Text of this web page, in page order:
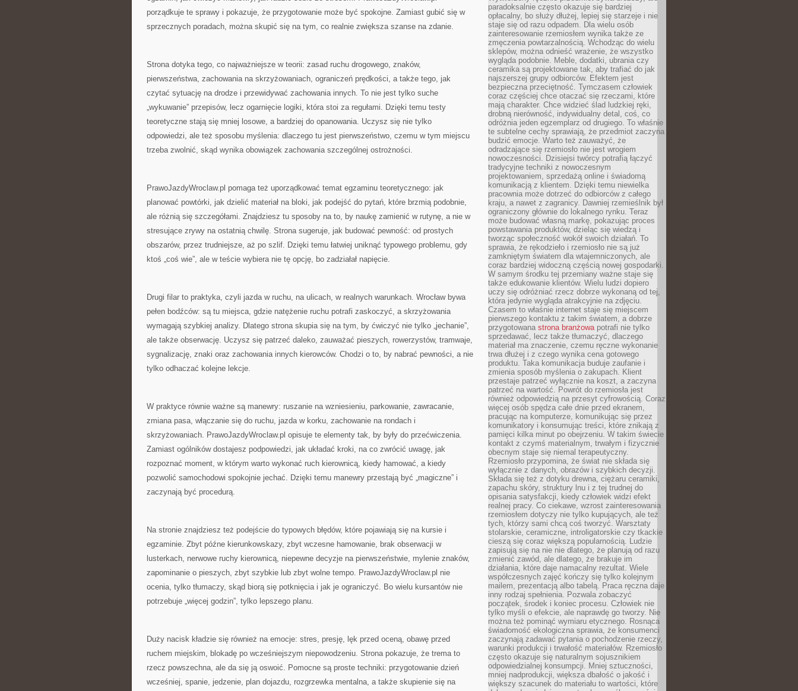
porządkuje te sprawy i pokazuje, że przygotowanie może być spokojne. Zamiast gubić się w
sprzecznych poradach, można skupić się na tym, co realnie zwiększa szanse na zdanie.
Strona dotyka tego, co najważniejsze w teorii: zasad ruchu drogowego, znaków,
pierwszeństwa, zachowania na skrzyżowaniach, ograniczeń prędkości, a także tego, jak
czytać sytuację na drodze i przewidywać zachowania innych. To nie jest tylko suche
„wykuwanie” przepisów, lecz ogarnięcie logiki, która stoi za regułami. Dzięki temu testy
teoretyczne stają się mniej losowe, a bardziej do opanowania. Uczysz się nie tylko
odpowiedzi, ale też sposobu myślenia: dlaczego tu jest pierwszeństwo, czemu w tym miejscu
trzeba zwolnić, skąd wynika obowiązek zachowania szczególnej ostrożności.
PrawoJazdyWroclaw.pl pomaga też uporządkować temat egzaminu teoretycznego: jak
planować powtórki, jak dzielić materiał na bloki, jak podejść do pytań, które brzmią podobnie,
ale różnią się szczegółami. Znajdziesz tu sposoby na to, by naukę zamienić w rutynę, a nie w
stresujące zrywy na ostatnią chwilę. Strona sugeruje, jak budować pewność: od prostych
obszarów, przez trudniejsze, aż po szlif. Dzięki temu łatwiej uniknąć typowego problemu, gdy
ktoś „coś wie”, ale w teście wybiera nie tę opcję, bo zadziałał napięcie.
Drugi filar to praktyka, czyli jazda w ruchu, na ulicach, w realnych warunkach. Wrocław bywa
pełen bodźców: są tu miejsca, gdzie natężenie ruchu potrafi zaskoczyć, a skrzyżowania
wymagają szybkiej analizy. Dlatego strona skupia się na tym, by ćwiczyć nie tylko „jechanie”,
ale także obserwację. Uczysz się patrzeć daleko, zauważać pieszych, rowerzystów, tramwaje,
sygnalizację, znaki oraz zachowania innych kierowców. Chodzi o to, by nabrać pewności, a nie
tylko odhaczać kolejne lekcje.
W praktyce równie ważne są manewry: ruszanie na wzniesieniu, parkowanie, zawracanie,
zmiana pasa, włączanie się do ruchu, jazda w korku, zachowanie na rondach i
skrzyżowaniach. PrawoJazdyWroclaw.pl opisuje te elementy tak, by były do przećwiczenia.
Zamiast ogólników dostajesz podpowiedzi, jak układać kroki, na co zwrócić uwagę, jak
rozpoznać moment, w którym warto wykonać ruch kierownicą, kiedy hamować, a kiedy
pozwolić samochodowi spokojnie jechać. Dzięki temu manewry przestają być „magiczne” i
zaczynają być procedurą.
Na stronie znajdziesz też podejście do typowych błędów, które pojawiają się na kursie i
egzaminie. Zbyt późne kierunkowskazy, zbyt wczesne hamowanie, brak obserwacji w
lusterkach, nerwowe ruchy kierownicą, niepewne decyzje na pierwszeństwie, mylenie znaków,
zapominanie o pieszych, zbyt szybkie lub zbyt wolne tempo. PrawoJazdyWroclaw.pl nie
ocenia, tylko tłumaczy, skąd biorą się potknięcia i jak je ograniczyć. Bo wielu kursantów nie
potrzebuje „więcej godzin”, tylko lepszego planu.
Duży nacisk kładzie się również na emocje: stres, presję, lęk przed oceną, obawę przed
ruchem miejskim, blokadę po wcześniejszym niepowodzeniu. Strona pokazuje, że trema to
rzecz powszechna, ale da się ją oswoić. Pomocne są proste techniki: przygotowanie dzień
wcześniej, spanie, jedzenie, plan dojazdu, rozgrzewka mentalna, a także skupienie się na
paradoksalnie często okazuje się bardziej
opłacalny, bo służy dłużej, lepiej się starzeje i nie
staje się od razu odpadem. Dla wielu osób
zainteresowanie rzemiosłem wynika także ze
zmęczenia powtarzalnością. Wchodząc do wielu
sklepów, można odnieść wrażenie, że wszystko
wygląda podobnie. Meble, dodatki, ubrania czy
ceramika są projektowane tak, aby trafiać do jak
najszerszej grupy odbiorców. Efektem jest
bezpieczna przeciętność. Tymczasem człowiek
coraz częściej chce otaczać się rzeczami, które
mają charakter. Chce widzieć ślad ludzkiej ręki,
drobną nierówność, indywidualny detal, coś, co
odróżnia jeden egzemplarz od drugiego. To właśnie
te subtelne cechy sprawiają, że przedmiot zaczyna
budzić emocje. Warto też zauważyć, że
odradzające się rzemiosło nie jest wrogiem
nowoczesności. Dzisiejsi twórcy potrafią łączyć
tradycyjne techniki z nowoczesnym
projektowaniem, sprzedażą online i świadomą
komunikacją z klientem. Dzięki temu niewielka
pracownia może dotrzeć do odbiorców z całego
kraju, a nawet z zagranicy. Dawniej rzemieślnik był
ograniczony głównie do lokalnego rynku. Teraz
może budować własną markę, pokazując proces
powstawania produktów, dzieląc się wiedzą i
tworząc społeczność wokół swoich działań. To
sprawia, że rękodzieło i rzemiosło nie są już
zamkniętym światem dla wtajemniczonych, ale
coraz bardziej widoczną częścią nowej gospodarki.
W samym środku tej przemiany ważne staje się
także edukowanie klientów. Wielu ludzi dopiero
uczy się odróżniać rzecz dobrze wykonaną od tej,
która jedynie wygląda atrakcyjnie na zdjęciu.
Czasem to właśnie internet staje się miejscem
pierwszego kontaktu z takim światem, a dobrze
przygotowana strona branżowapotrafi nie tylko
sprzedawać, lecz także tłumaczyć, dlaczego
materiał ma znaczenie, czemu ręczne wykonanie
trwa dłużej i z czego wynika cena gotowego
produktu. Taka komunikacja buduje zaufanie i
zmienia sposób myślenia o zakupach. Klient
przestaje patrzeć wyłącznie na koszt, a zaczyna
patrzeć na wartość. Powrót do rzemiosła jest
również odpowiedzią na przesyt cyfrowością. Coraz
więcej osób spędza całe dnie przed ekranem,
pracując na komputerze, komunikując się przez
komunikatory i konsumując treści, które znikają z
pamięci kilka minut po obejrzeniu. W takim świecie
kontakt z czymś materialnym, trwałym i fizycznie
obecnym staje się niemal terapeutyczny.
Rzemiosło przypomina, że świat nie składa się
wyłącznie z danych, obrazów i szybkich decyzji.
Składa się też z dotyku drewna, ciężaru ceramiki,
zapachu skóry, struktury lnu i z tej trudnej do
opisania satysfakcji, kiedy człowiek widzi efekt
realnej pracy. Co ciekawe, wzrost zainteresowania
rzemiosłem dotyczy nie tylko kupujących, ale też
tych, którzy sami chcą coś tworzyć. Warsztaty
stolarskie, ceramiczne, introligatorskie czy tkackie
cieszą się coraz większą popularnością. Ludzie
zapisują się na nie nie dlatego, że planują od razu
zmienić zawód, ale dlatego, że brakuje im
działania, które daje namacalny rezultat. Wiele
współczesnych zajęć kończy się tylko kolejnym
mailem, prezentacją albo tabelą. Praca ręczna daje
inny rodzaj spełnienia. Pozwala zobaczyć
początek, środek i koniec procesu. Człowiek nie
tylko myśli o efekcie, ale naprawdę go tworzy. Nie
można też pominąć wymiaru etycznego. Rosnąca
świadomość ekologiczna sprawia, że konsumenci
zaczynają zadawać pytania o pochodzenie rzeczy,
warunki produkcji i trwałość materiałów. Rzemiosło
często okazuje się naturalnym sojusznikiem
odpowiedzialnej konsumpcji. Mniej sztuczności,
mniej nadprodukcji, większa dbałość o jakość i
większy szacunek do materiału to wartości, które